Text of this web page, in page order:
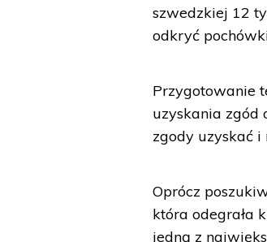
szwedzkiej 12
odkryć
Przygotowanie
uzyskania zgód
zgody uzyskać i
Oprócz
która odegrała
jedną z